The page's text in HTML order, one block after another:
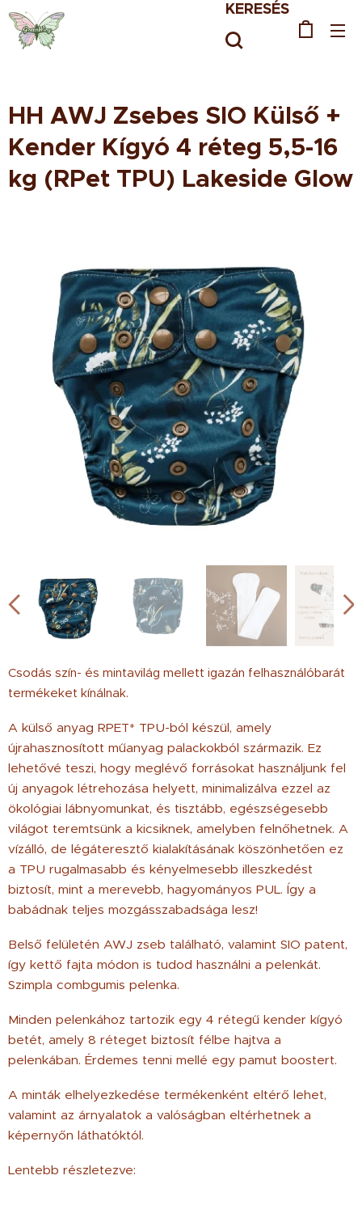
KERESÉS
HH AWJ Zsebes SIO Külső +
Kender Kígyó 4 réteg 5,5-16
kg (RPet TPU) Lakeside Glow
Csodás szín- és mintavilág mellett igazán felhasználóbarát
termékeket kínálnak.
A külső anyag RPET* TPU-ból készül, amely
újrahasznosított műanyag palackokból származik. Ez
lehetővé teszi, hogy meglévő forrásokat használjunk fel
új anyagok létrehozása helyett, minimalizálva ezzel az
ökológiai lábnyomunkat, és tisztább, egészségesebb
világot teremtsünk a kicsiknek, amelyben felnőhetnek. A
vízálló, de légáteresztő kialakításának köszönhetően ez
a TPU rugalmasabb és kényelmesebb illeszkedést
biztosít, mint a merevebb, hagyományos PUL. Így a
babádnak teljes mozgásszabadsága lesz!
Belső felületén AWJ zseb található, valamint SIO patent,
így kettő fajta módon is tudod használni a pelenkát.
Szimpla combgumis pelenka.
Minden pelenkához tartozik egy 4 rétegű kender kígyó
betét, amely 8 réteget biztosít félbe hajtva a
pelenkában. Érdemes tenni mellé egy pamut boostert.
A minták elhelyezkedése termékenként eltérő lehet,
valamint az árnyalatok a valóságban eltérhetnek a
képernyőn láthatóktól.
Lentebb részletezve: